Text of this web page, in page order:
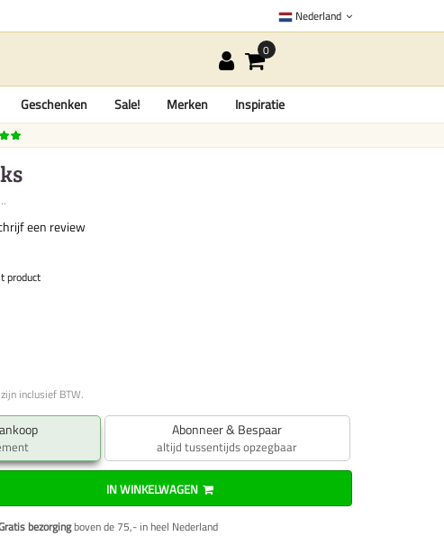
Nederland
Geschenken Sale! Merken Inspiratie
een review
product
inclusief BTW.
Abonneer & Bespaar
altijd tussentijds opzegbaar
IN WINKELWAGEN
bezorgingboven de 75,- in heel Nederland